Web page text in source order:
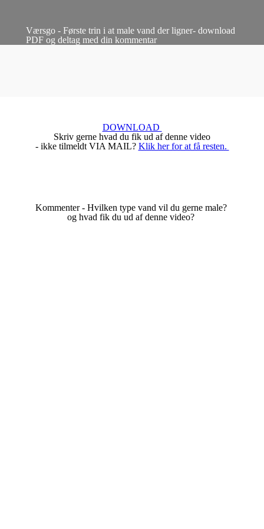
Værsgo - Første trin i at male vand der ligner- download
PDF og deltag med din kommentar
DOWNLOAD
Skriv gerne hvad du fik ud af denne video
- ikke tilmeldt VIA MAIL? Klik her for at få resten.
Kommenter - Hvilken type vand vil du gerne male?
og hvad fik du ud af denne video?